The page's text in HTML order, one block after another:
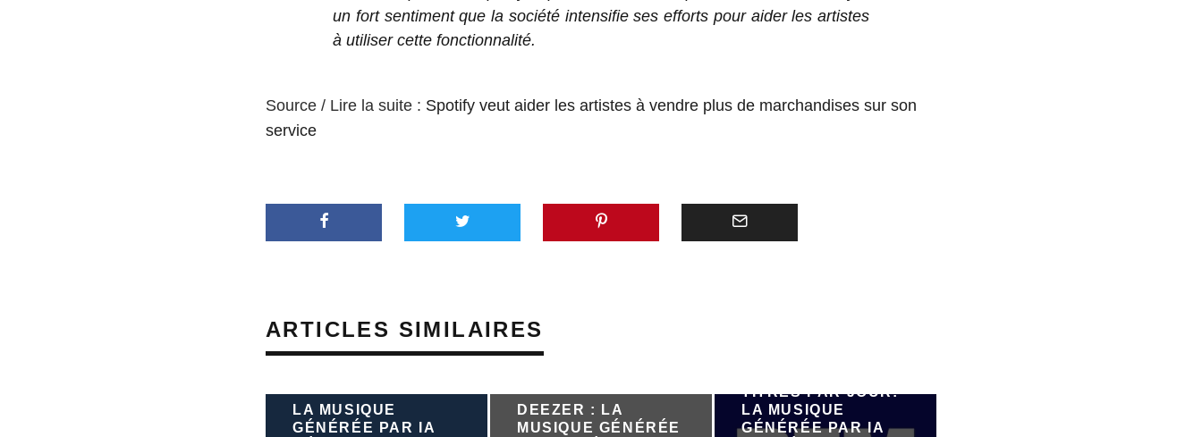
un fort sentiment que la société intensifie ses efforts pour aider les artistes
à utiliser cette fonctionnalité.
Source / Lire la suite : Spotify veut aider les artistes à vendre plus de marchandises sur son
service
ARTICLES SIMILAIRES
LA MUSIQUE
GÉNÉRÉE PAR IA
DEEZER : LA
MUSIQUE GÉNÉRÉE
TITRES PAR JOUR:
LA MUSIQUE
GÉNÉRÉE PAR IA